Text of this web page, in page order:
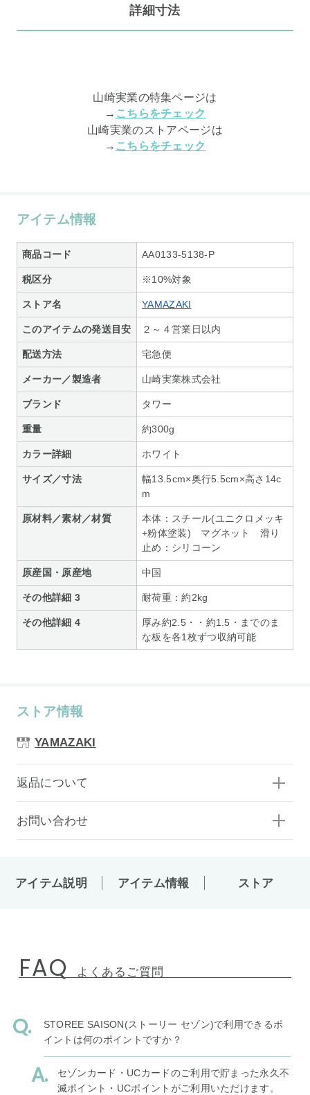
詳細寸法
山崎実業の特集ページは
→ こちらをチェック
山崎実業のストアページは
→ こちらをチェック
アイテム情報
商品コード AA0133-5138-P
税区分 ※10%対象
ストア名 YAMAZAKI
このアイテムの発送目安 ２～４営業日以内
配送方法 宅急便
メーカー／製造者 山崎実業株式会社
ブランド タワー
重量 約300g
カラー詳細 ホワイト
サイズ／寸法
幅13.5cm×奥行5.5cm×高さ14c
m
原材料／素材／材質
本体：スチール(ユニクロメッキ
+粉体塗装) マグネット 滑り
止め：シリコーン
原産国・原産地 中国
その他詳細 3 耐荷重：約2kg
その他詳細 4
厚み約2.5・・約1.5・までのま
な板を各1枚ずつ収納可能
ストア情報
YAMAZAKI
返品について
お問い合わせ
アイテム説明 アイテム情報 ストア
FAQ よくあるご質問
STOREE SAISON(ストーリー セゾン)で利用できるポ
イントは何のポイントですか？
セゾンカード・UCカードのご利用で貯まった永久不
滅ポイント・UCポイントがご利用いただけます。